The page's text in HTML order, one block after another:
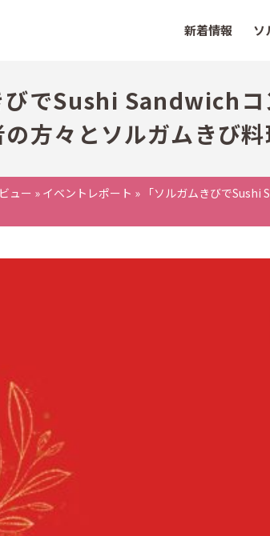
新着情報 ソ
びでSushi Sandwich
方々とソルガムきび
ュー » イベントレポート » 「ソルガムきびで